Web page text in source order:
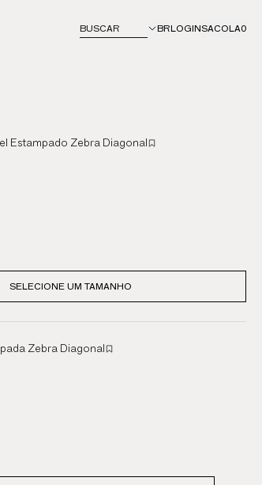
BUSCAR BRLOGINSACOLA0
Estampado Zebra Diagonal
SELECIONE UM TAMANHO
Zebra Diagonal